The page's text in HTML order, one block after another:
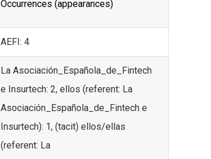
Occurrences (appearances)
AEFI: 4
La Asociación_Española_de_Fintech
e Insurtech: 2, ellos (referent: La
Asociación_Española_de_Fintech e
Insurtech): 1, (tacit) ellos/ellas
(referent: La